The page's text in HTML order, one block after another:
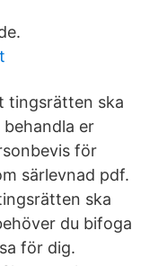
tingsrätten ska
behandla er
för
särlevnad pdf.
ska
du bifoga
för dig.